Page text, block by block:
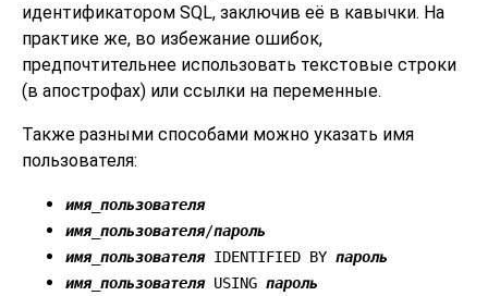
идентификатором SQL, заключив её в кавычки. На
практике же, во избежание ошибок,
предпочтительнее использовать текстовые строки
(в апострофах) или ссылки на переменные.
Также разными способами можно указать имя
пользователя:
имя_пользователя
имя_пользователя/пароль
имя_пользователяIDENTIFIED BY пароль
имя_пользователяUSING пароль